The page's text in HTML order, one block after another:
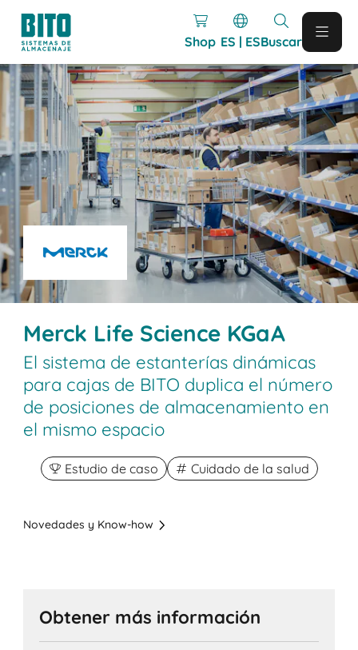
Shop ES | ESBuscar
Merck Life Science KGaA
El sistema de estanterías dinámicas
para cajas de BITO duplica el número
de posiciones de almacenamiento en
el mismo espacio
Estudio de caso Cuidado de la salud
Novedades y Know-how
Obtener más información